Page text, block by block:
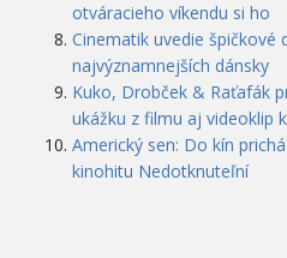
otváracieho víkendu si ho
Cinematik uvedie špičkové
najvýznamnejších dánsky
Kuko, Drobček & Raťafák
ukážku z filmu aj videoklip k
Americký sen: Do kín
kinohitu Nedotknuteľní